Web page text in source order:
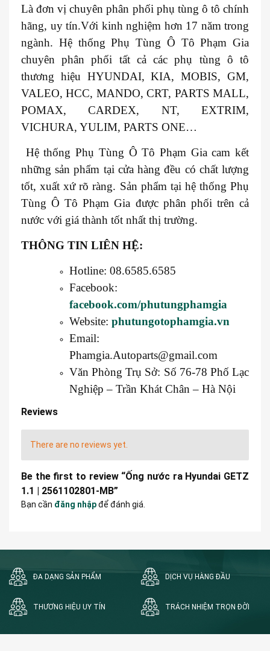
Là đơn vị chuyên phân phối phụ tùng ô tô chính
hãng, uy tín.Với kinh nghiệm hơn 17 năm trong
ngành. Hệ thống Phụ Tùng Ô Tô Phạm Gia
chuyên phân phối tất cả các phụ tùng ô tô
thương hiệu HYUNDAI, KIA, MOBIS, GM,
VALEO, HCC, MANDO, CRT, PARTS MALL,
POMAX, CARDEX, NT, EXTRIM,
VICHURA, YULIM, PARTS ONE…
Hệ thống Phụ Tùng Ô Tô Phạm Gia cam kết
những sản phẩm tại cửa hàng đều có chất lượng
tốt, xuất xứ rõ ràng. Sản phẩm tại hệ thống Phụ
Tùng Ô Tô Phạm Gia được phân phối trên cả
nước với giá thành tốt nhất thị trường.
THÔNG TIN LIÊN HỆ:
Hotline: 08.6585.6585
Facebook:
facebook.com/phutungphamgia
Website: phutungotophamgia.vn
Email:
Phamgia.Autoparts@gmail.com
Văn Phòng Trụ Sở: Số 76-78 Phố Lạc
Nghiệp – Trần Khát Chân – Hà Nội
Reviews
There are no reviews yet.
Be the first to review “Ống nước ra Hyundai GETZ
1.1 | 2561102801-MB”
Bạn cần đăng nhậpđể đánh giá.
ĐA DẠNG SẢN PHẨM DỊCH VỤ HÀNG ĐẦU
THƯƠNG HIỆU UY TÍN TRÁCH NHIỆM TRỌN ĐỜI